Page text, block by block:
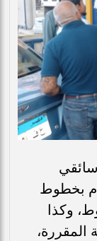
سائقي
بخطوط
وكذا
المقررة،